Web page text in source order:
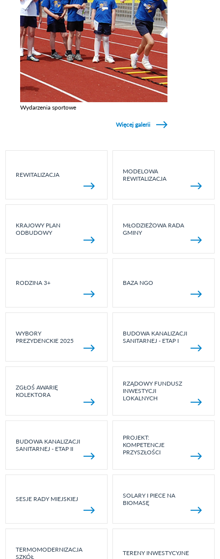
Wydarzenia sportowe
Więcej galerii
REWITALIZACJA
MODELOWA
REWITALIZACJA
KRAJOWY PLAN
ODBUDOWY
MŁODZIEŻOWA RADA
GMINY
RODZINA 3+ BAZA NGO
WYBORY
PREZYDENCKIE 2025
BUDOWA KANALIZACJI
SANITARNEJ - ETAP I
ZGŁOŚ AWARIĘ
KOLEKTORA
RZĄDOWY FUNDUSZ
INWESTYCJI
LOKALNYCH
BUDOWA KANALIZACJI
SANITARNEJ - ETAP II
PROJEKT:
KOMPETENCJE
PRZYSZŁOŚCI
SESJE RADY MIEJSKIEJ
SOLARY I PIECE NA
BIOMASĘ
TERMOMODERNIZACJA
SZKÓŁ
TERENY INWESTYCYJNE